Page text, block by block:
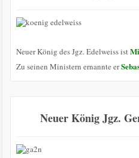
Neuer König des Jgz. Edelweiss ist
Zu seinen Ministern ernannte er
Neuer König Jgz.